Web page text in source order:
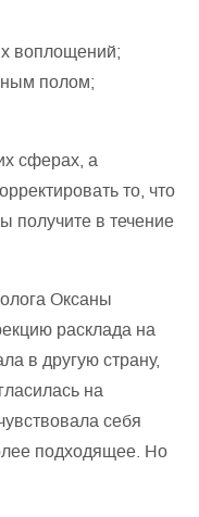
воплощений;
полом;
сферах, а
то, что
получите в течение
Оксаны
расклада на
в другую страну,
на
себя
подходящее. Но